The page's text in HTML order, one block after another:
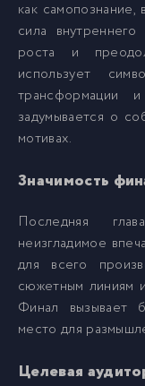
22 022.mp3
23 023.mp3
25
26 026.mp3
28 028.mp3
как
сила
роста и
использует
трансформации
задумывается о
мотивах.
Значимость
Последняя
неизгладимое
для всего
сюжетным линиям
Финал вызывает
место для
Целевая